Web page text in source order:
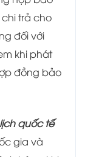
trả cho
đối với
khi phát
đồng bảo
quốc tế
gia và